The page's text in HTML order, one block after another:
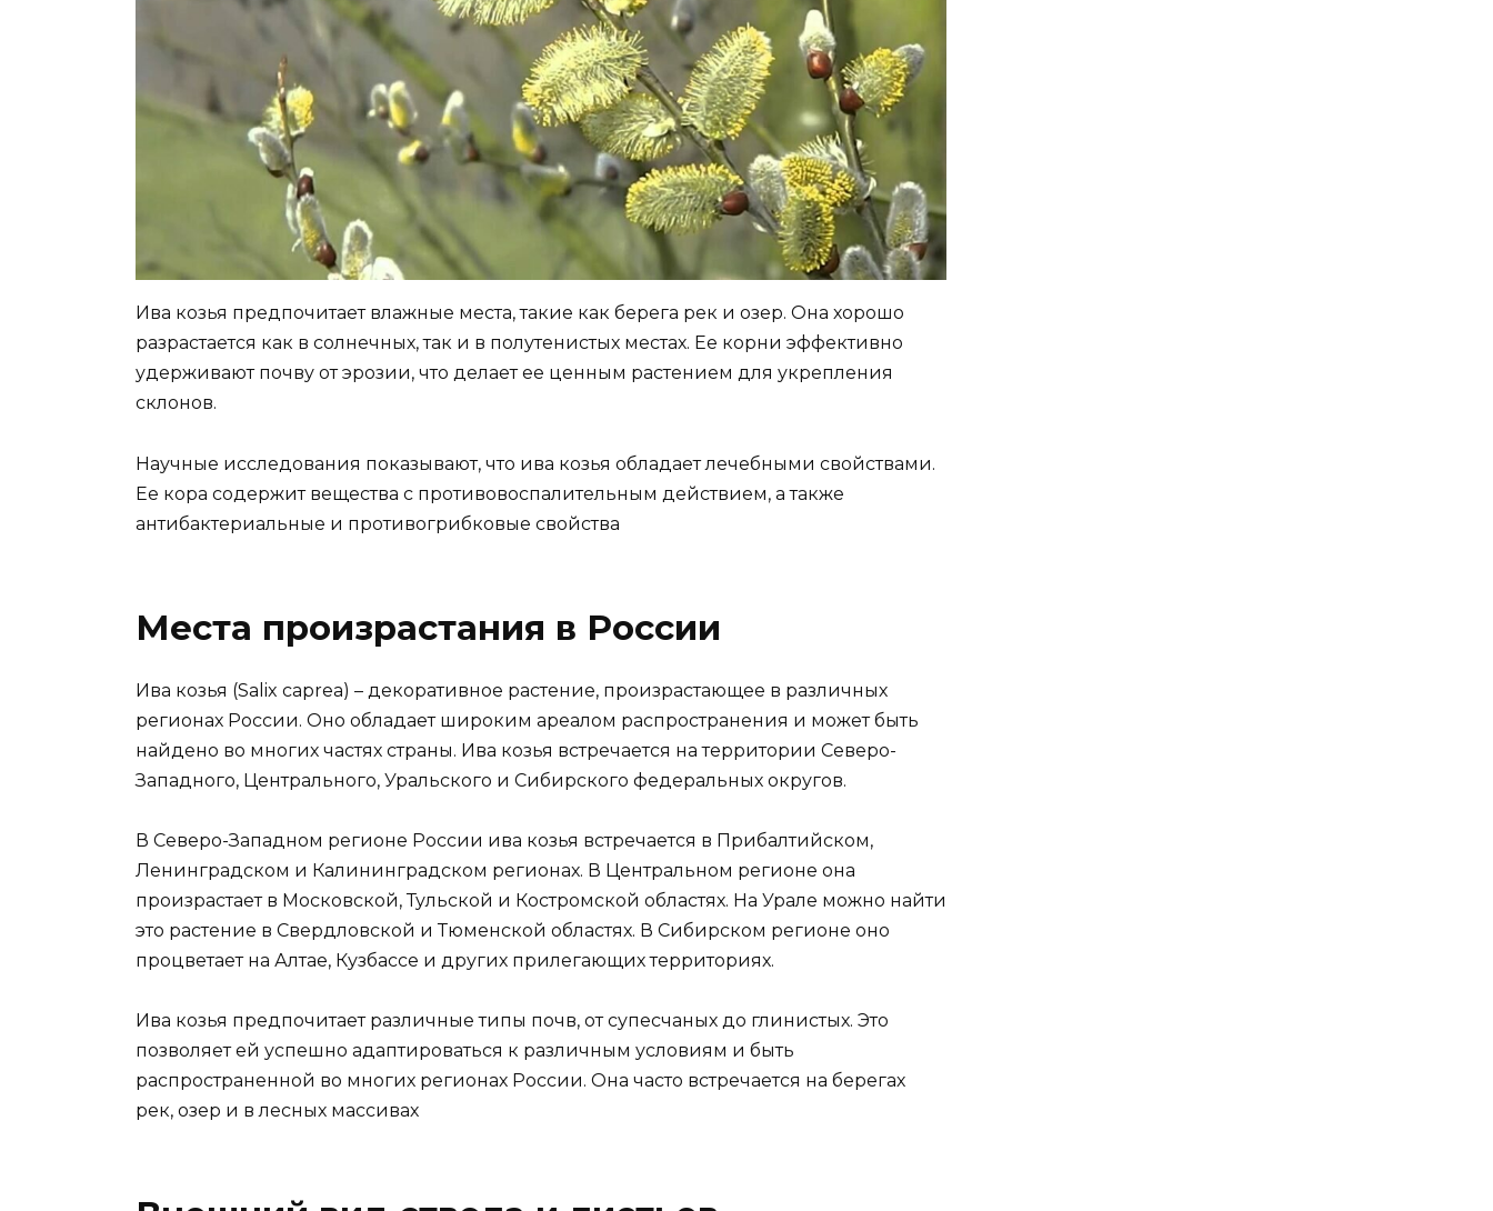
Ива козья предпочитает влажные места, такие как берега рек и озер. Она хорошо
разрастается как в солнечных, так и в полутенистых местах. Ее корни эффективно
удерживают почву от эрозии, что делает ее ценным растением для укрепления
склонов.
Научные исследования показывают, что ива козья обладает лечебными свойствами.
Ее кора содержит вещества с противовоспалительным действием, а также
антибактериальные и противогрибковые свойства
Места произрастания в России
Ива козья (Salix caprea) – декоративное растение, произрастающее в различных
регионах России. Оно обладает широким ареалом распространения и может быть
найдено во многих частях страны. Ива козья встречается на территории Северо-
Западного, Центрального, Уральского и Сибирского федеральных округов.
В Северо-Западном регионе России ива козья встречается в Прибалтийском,
Ленинградском и Калининградском регионах. В Центральном регионе она
произрастает в Московской, Тульской и Костромской областях. На Урале можно найти
это растение в Свердловской и Тюменской областях. В Сибирском регионе оно
процветает на Алтае, Кузбассе и других прилегающих территориях.
Ива козья предпочитает различные типы почв, от супесчаных до глинистых. Это
позволяет ей успешно адаптироваться к различным условиям и быть
распространенной во многих регионах России. Она часто встречается на берегах
рек, озер и в лесных массивах